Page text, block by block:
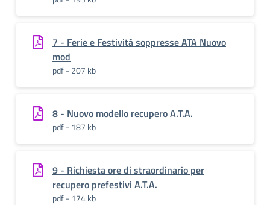
7 - Ferie e Festività soppresse ATA Nuovo
mod
pdf - 207 kb
8 - Nuovo modello recupero A.T.A.
pdf - 187 kb
9 - Richiesta ore di straordinario per
recupero prefestivi A.T.A.
pdf - 174 kb